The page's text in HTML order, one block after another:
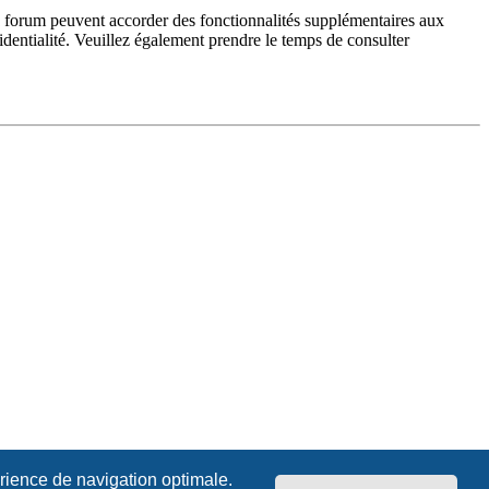
de navigation optimale.
peuvent accorder des fonctionnalités supplémentaires aux
Veuillez également prendre le temps de consulter